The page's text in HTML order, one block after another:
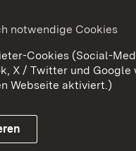
Cookies
notwendige Cookies
Cookies (Social-
X / Twitter und Google
Webseite aktiviert.)